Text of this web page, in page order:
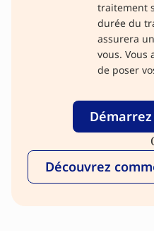
traitement
durée du
assurera
vous. Vous
de poser
Découvrez